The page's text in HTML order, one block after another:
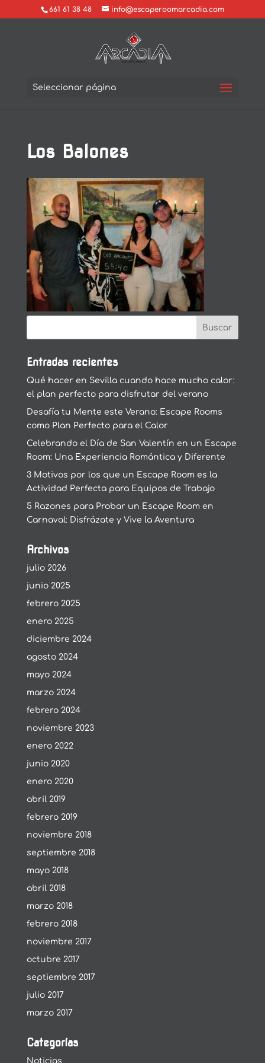
661 61 38 48 info@escaperoomarcadia.com
Seleccionar página
Los Balones
Entradas recientes
Qué hacer en Sevilla cuando hace mucho calor:
el plan perfecto para disfrutar del verano
Desafía tu Mente este Verano: Escape Rooms
como Plan Perfecto para el Calor
Celebrando el Día de San Valentín en un Escape
Room: Una Experiencia Romántica y Diferente
3 Motivos por los que un Escape Room es la
Actividad Perfecta para Equipos de Trabajo
5 Razones para Probar un Escape Room en
Carnaval: Disfrázate y Vive la Aventura
Archivos
julio 2026
junio 2025
febrero 2025
enero 2025
diciembre 2024
agosto 2024
mayo 2024
marzo 2024
febrero 2024
noviembre 2023
enero 2022
junio 2020
enero 2020
abril 2019
febrero 2019
noviembre 2018
septiembre 2018
mayo 2018
abril 2018
marzo 2018
febrero 2018
noviembre 2017
octubre 2017
septiembre 2017
julio 2017
marzo 2017
Categorías
Noticias